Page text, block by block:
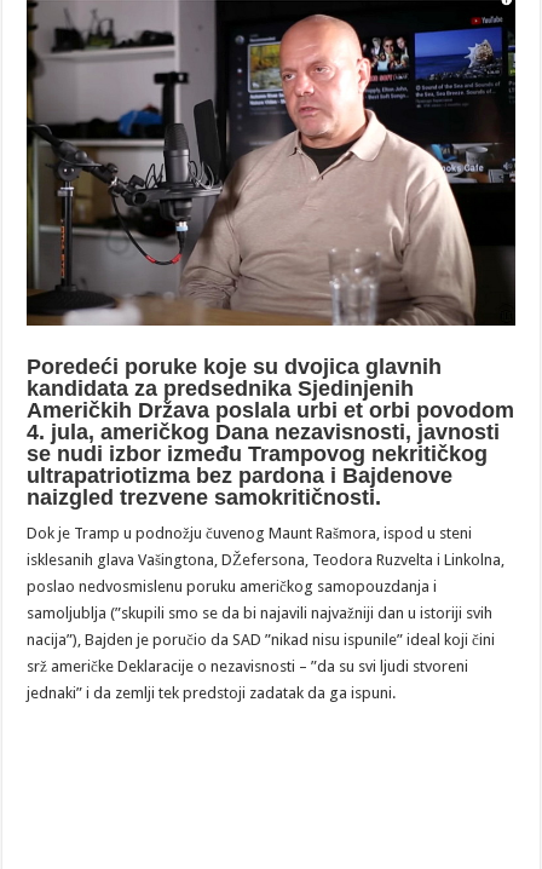
Poredeći poruke koje su dvojica glavnih
kandidata za predsednika Sjedinjenih
Američkih Država poslala urbi et orbi povodom
4. jula, američkog Dana nezavisnosti, javnosti
se nudi izbor između Trampovog nekritičkog
ultrapatriotizma bez pardona i Bajdenove
naizgled trezvene samokritičnosti.
Dok je Tramp u podnožju čuvenog Maunt Rašmora, ispod u steni
isklesanih glava Vašingtona, DŽefersona, Teodora Ruzvelta i Linkolna,
poslao nedvosmislenu poruku američkog samopouzdanja i
samoljublja (”skupili smo se da bi najavili najvažniji dan u istoriji svih
nacija”), Bajden je poručio da SAD ”nikad nisu ispunile” ideal koji čini
srž američke Deklaracije o nezavisnosti – ”da su svi ljudi stvoreni
jednaki” i da zemlji tek predstoji zadatak da ga ispuni.